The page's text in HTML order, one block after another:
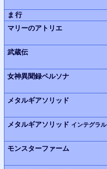
ま行
マリーのアトリエ
武蔵伝
女神異聞録ペルソナ
メタルギアソリッド
メタルギアソリッド インテグラル
モンスターファーム